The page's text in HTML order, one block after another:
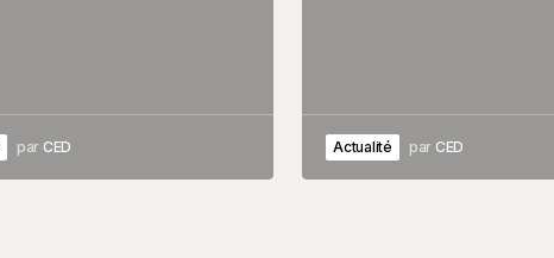
par CED Actualité par CED